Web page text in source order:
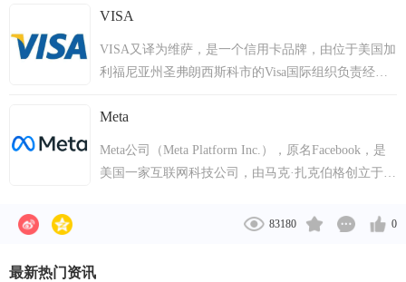
VISA
VISA又译为维萨，是一个信用卡品牌，由位于美国加
利福尼亚州圣弗朗西斯科市的Visa国际组织负责经营
Meta
Meta公司（Meta Platform Inc.），原名Facebook，是
美国一家互联网科技公司，由马克·扎克伯格创立于
宙等产品。总部位于美国加利福尼亚州门洛帕克。
83180 0
最新热门资讯